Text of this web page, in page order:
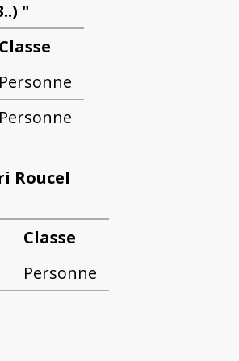
"
Classe
Personne
Personne
Roucel
Classe
Personne